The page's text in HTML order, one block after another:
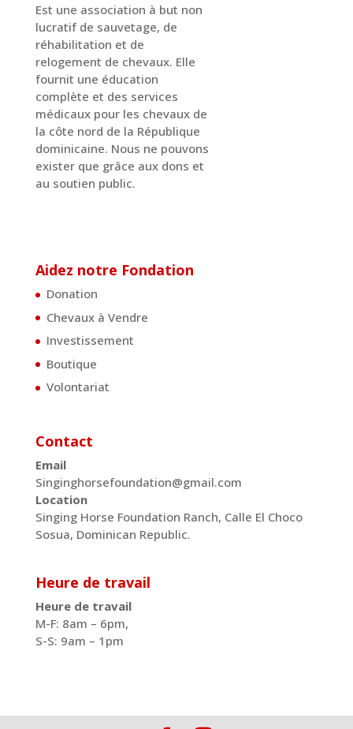
Est une association à but non
lucratif de sauvetage, de
réhabilitation et de
relogement de chevaux. Elle
fournit une éducation
complète et des services
médicaux pour les chevaux de
la côte nord de la République
dominicaine. Nous ne pouvons
exister que grâce aux dons et
au soutien public.
Aidez notre Fondation
Donation
Chevaux à Vendre
Investissement
Boutique
Volontariat
Contact
Email
Singinghorsefoundation@gmail.com
Location
Singing Horse Foundation Ranch, Calle El Choco
Sosua, Dominican Republic.
Heure de travail
Heure de travail
M-F: 8am – 6pm,
S-S: 9am – 1pm